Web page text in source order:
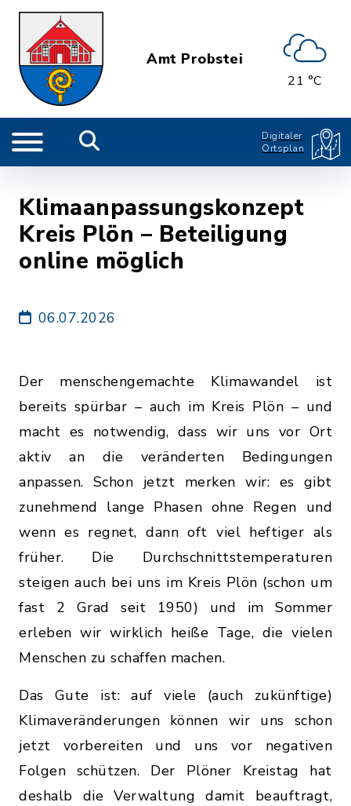
Amt Probstei
21 °C
Digitaler
Ortsplan
Klimaanpassungskonzept
Kreis Plön – Beteiligung
online möglich
06.07.2026
Der menschengemachte Klimawandel ist
bereits spürbar – auch im Kreis Plön – und
macht es notwendig, dass wir uns vor Ort
aktiv an die veränderten Bedingungen
anpassen. Schon jetzt merken wir: es gibt
zunehmend lange Phasen ohne Regen und
wenn es regnet, dann oft viel heftiger als
früher. Die Durchschnittstemperaturen
steigen auch bei uns im Kreis Plön (schon um
fast 2 Grad seit 1950) und im Sommer
erleben wir wirklich heiße Tage, die vielen
Menschen zu schaffen machen.
Das Gute ist: auf viele (auch zukünftige)
Klimaveränderungen können wir uns schon
jetzt vorbereiten und uns vor negativen
Folgen schützen. Der Plöner Kreistag hat
deshalb die Verwaltung damit beauftragt,